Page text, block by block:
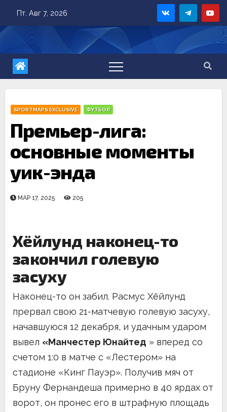
content
Пт. Авг 7, 2026
SPORTMAPS EXCLUSIVE ФУТБОЛ
Премьер-лига:
основные моменты
уик-энда
МАР 17, 2025 205
Хёйлунд наконец-то
закончил голевую
засуху
Наконец-то он забил. Расмус Хёйлунд
прервал свою 21-матчевую голевую засуху,
начавшуюся 12 декабря, и удачным ударом
вывел «Манчестер Юнайтед » вперед со
счетом 1:0 в матче с «Лестером» на
стадионе «Кинг Пауэр». Получив мяч от
Бруну Фернандеша примерно в 40 ярдах от
ворот, он пронес его в штрафную площадь